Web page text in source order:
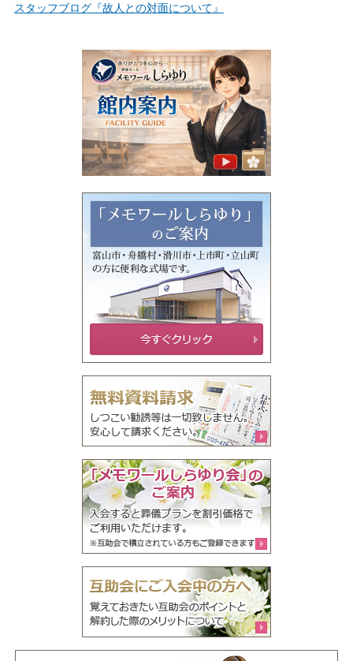
スタッフブログ『故人との対面について』